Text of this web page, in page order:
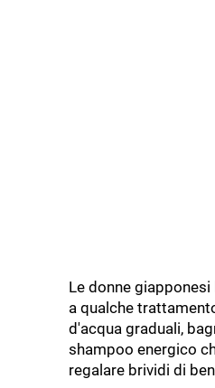
Le donne
a qualche
d'acqua graduali,
shampoo energico
regalare brividi di